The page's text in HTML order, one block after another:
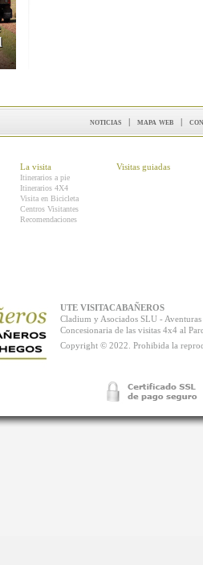
noticias | mapa web |
La visita
Itinerarios a pie
Itinerarios 4X4
Visita en Bicicleta
Centros Visitantes
Recomendaciones
Visitas guiadas
UTE VISITACABAÑEROS
Cladium y Asociados SLU -
Concesionaria de las visitas 4x4 al
Copyright © 2022. Prohibida la